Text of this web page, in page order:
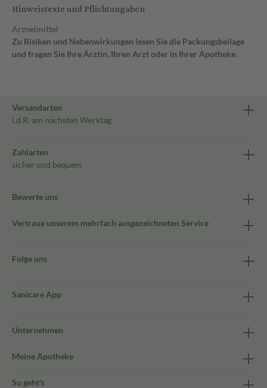
Hinweistexte und Pflichtangaben
Arzneimittel
Zu Risiken und Nebenwirkungen lesen Sie die Packungsbeilage
und fragen Sie Ihre Ärztin, Ihren Arzt oder in Ihrer Apotheke.
Versandarten
i.d.R. am nächsten Werktag
Zahlarten
sicher und bequem
Bewerte uns
Vertraue unserem mehrfach ausgezeichneten Service
Folge uns
Sanicare App
Unternehmen
Meine Apotheke
So geht's